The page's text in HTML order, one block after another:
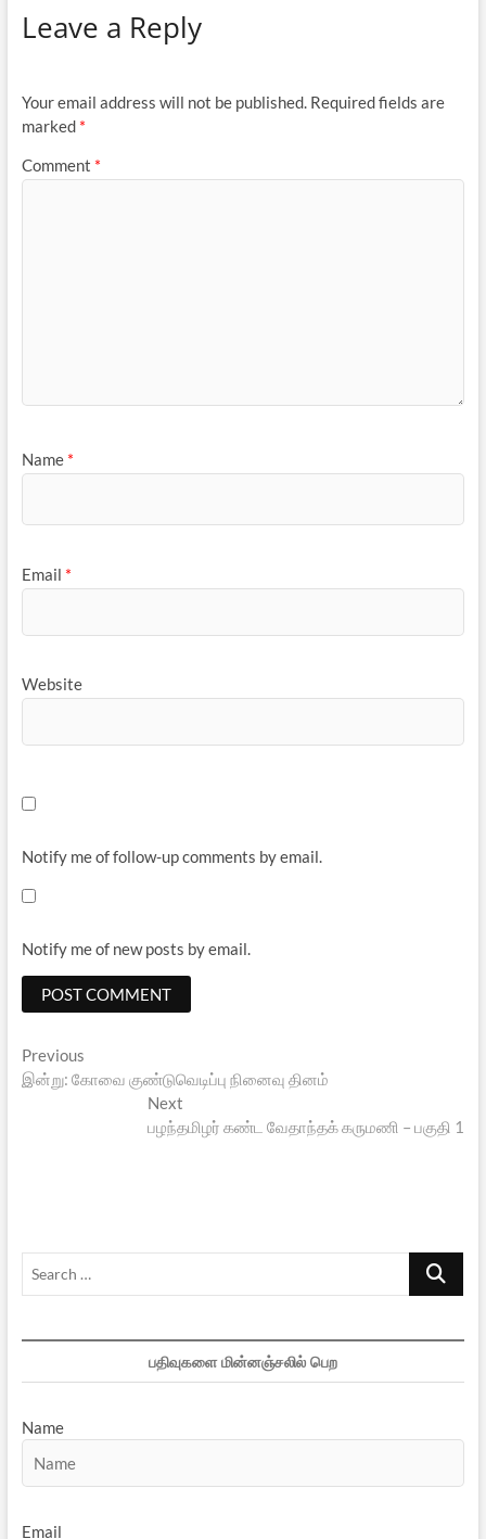
Leave a Reply
Your email address will not be published. Required fields are
marked *
Comment *
Name *
Email *
Website
Notify me of follow-up comments by email.
Notify me of new posts by email.
Post
navigation
PreviousPrevious
post:
இன்று: கோவை குண்டுவெடிப்பு நினைவு தினம்
Next
post:
பழந்தமிழர் கண்ட வேதாந்தக் கருமணி – பகுதி 1
Search
பதிவுகளை மின்னஞ்சலில் பெற
Name
Email